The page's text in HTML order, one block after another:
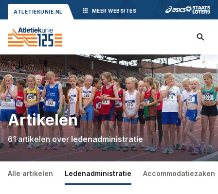
ATLETIEKUNIE.NL MEER WEBSITES
Artikelen
61 artikelen over ledenadministratie
Alle artikelen Ledenadministratie Accommodatiezaken